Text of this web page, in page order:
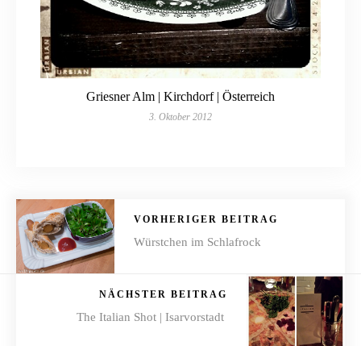
Griesner Alm | Kirchdorf | Österreich
3. Oktober 2012
VORHERIGER BEITRAG
Würstchen im Schlafrock
NÄCHSTER BEITRAG
The Italian Shot | Isarvorstadt